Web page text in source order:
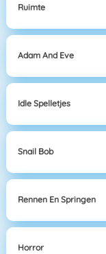
Ruimte
Adam And Eve
Idle Spelletjes
Snail Bob
Rennen En Springen
Horror